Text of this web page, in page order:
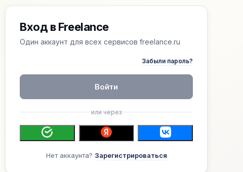
Вход в Freelance
Один аккаунт для всех сервисов freelance.ru
Забыли пароль?
Войти
или через
Нет аккаунта? Зарегистрироваться